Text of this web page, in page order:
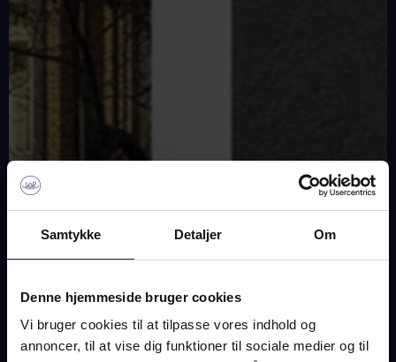
Samtykke Detaljer Om
Denne hjemmeside bruger cookies
Vi bruger cookies til at tilpasse vores indhold og
annoncer, til at vise dig funktioner til sociale medier og til
IMAGES MAP